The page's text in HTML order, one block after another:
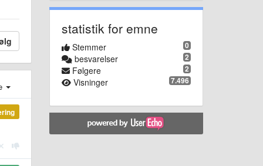
statistik for emne
0
Stemmer
2
besvarelser
2
Følgere
7.496
Visninger